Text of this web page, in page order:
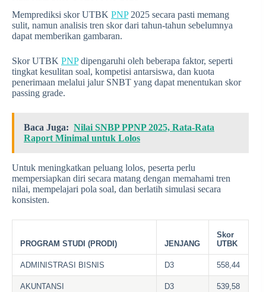
Memprediksi skor UTBK PNP2025 secara pasti memang
sulit, namun analisis tren skor dari tahun-tahun sebelumnya
dapat memberikan gambaran.
Skor UTBK PNPdipengaruhi oleh beberapa faktor, seperti
tingkat kesulitan soal, kompetisi antarsiswa, dan kuota
penerimaan melalui jalur SNBT yang dapat menentukan skor
passing grade.
Baca Juga: Nilai SNBP PPNP 2025, Rata-Rata
Raport Minimal untuk Lolos
Untuk meningkatkan peluang lolos, peserta perlu
mempersiapkan diri secara matang dengan memahami tren
nilai, mempelajari pola soal, dan berlatih simulasi secara
konsisten.
PROGRAM STUDI (PRODI) JENJANG
Skor
UTBK
ADMINISTRASI BISNIS D3 558,44
AKUNTANSI D3 539,58